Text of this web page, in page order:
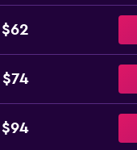
$62
$74
$94